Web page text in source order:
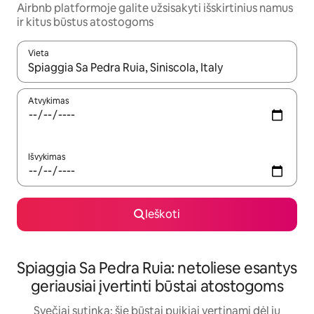
Airbnb platformoje galite užsisakyti išskirtinius namus
ir kitus būstus atostogoms
Vieta
Kai pasirodys paieškos rezultatai, juos naršyti galite
Atvykimas
Išvykimas
Ieškoti
Spiaggia Sa Pedra Ruia: netoliese esantys
geriausiai įvertinti būstai atostogoms
Svečiai sutinka: šie būstai puikiai vertinami dėl jų